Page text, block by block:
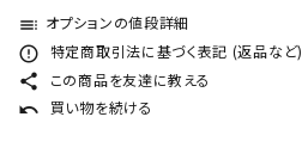
toc オプションの値段詳細
error_outline 特定商取引法に基づく表記 (返品など)
share この商品を友達に教える
undo 買い物を続ける